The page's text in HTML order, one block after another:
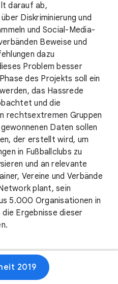
darauf ab,
Diskriminierung und
und Social-Media-
Beweise und
dazu
Problem besser
des Projekts soll ein
das Hassrede
und die
rechtsextremen Gruppen
Daten sollen
der erstellt wird, um
in Fußballclubs zu
und an relevante
Vereine und Verbände
plant, sein
5.000 Organisationen in
Ergebnisse dieser
2019